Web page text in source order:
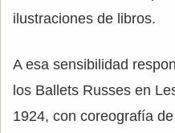
ilustraciones de libros.
A esa sensibilidad
los Ballets Russes en
1924, con coreografía